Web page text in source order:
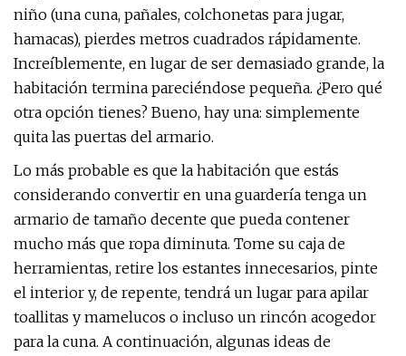
niño (una cuna, pañales, colchonetas para jugar,
hamacas), pierdes metros cuadrados rápidamente.
Increíblemente, en lugar de ser demasiado grande, la
habitación termina pareciéndose pequeña. ¿Pero qué
otra opción tienes? Bueno, hay una: simplemente
quita las puertas del armario.
Lo más probable es que la habitación que estás
considerando convertir en una guardería tenga un
armario de tamaño decente que pueda contener
mucho más que ropa diminuta. Tome su caja de
herramientas, retire los estantes innecesarios, pinte
el interior y, de repente, tendrá un lugar para apilar
toallitas y mamelucos o incluso un rincón acogedor
para la cuna. A continuación, algunas ideas de